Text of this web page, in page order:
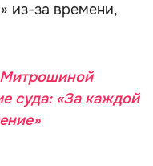
из-за времени,
суда: «За каждой